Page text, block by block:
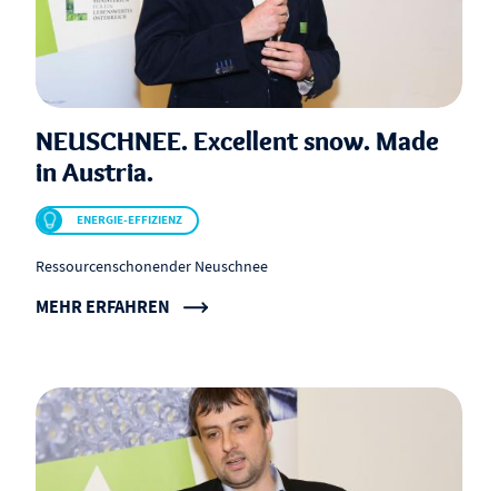
NEUSCHNEE. Excellent snow. Made
in Austria.
ENERGIE-EFFIZIENZ
Ressourcenschonender Neuschnee
MEHR ERFAHREN